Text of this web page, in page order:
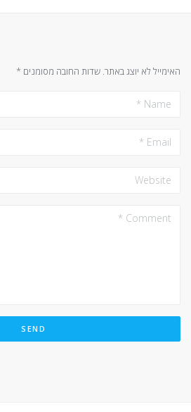
האימייל לא יוצג באתר. שדות החובה מסומנים *